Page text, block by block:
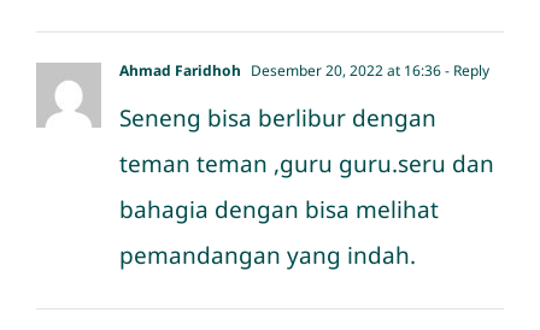
Ahmad Faridhoh Desember 20, 2022 at 16:36- Reply
Seneng bisa berlibur dengan
teman teman ,guru guru.seru dan
bahagia dengan bisa melihat
pemandangan yang indah.